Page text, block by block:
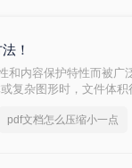
！
和内容保护特性而被广
复杂图形时，文件体积
作难度、处理速度、隐
pdf文档怎么压缩小一点